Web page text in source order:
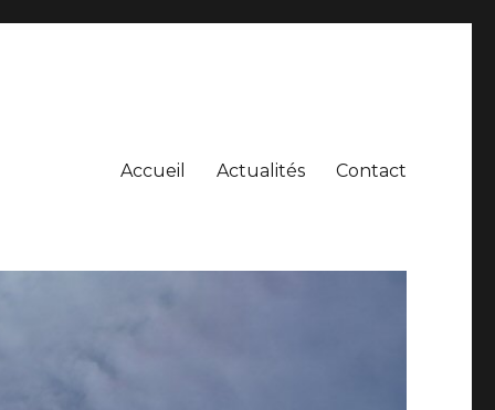
Accueil Actualités Contact